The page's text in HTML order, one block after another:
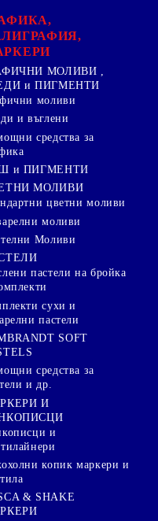
МОЛИВИ ,
и ПИГМЕНТИ
моливи
и въглени
средства за
и ПИГМЕНТИ
МОЛИВИ
цветни моливи
моливи
Моливи
пастели на бройка
сухи и
пастели
SOFT
средства за
и др.
И
и
копик маркери и
& SHAKE